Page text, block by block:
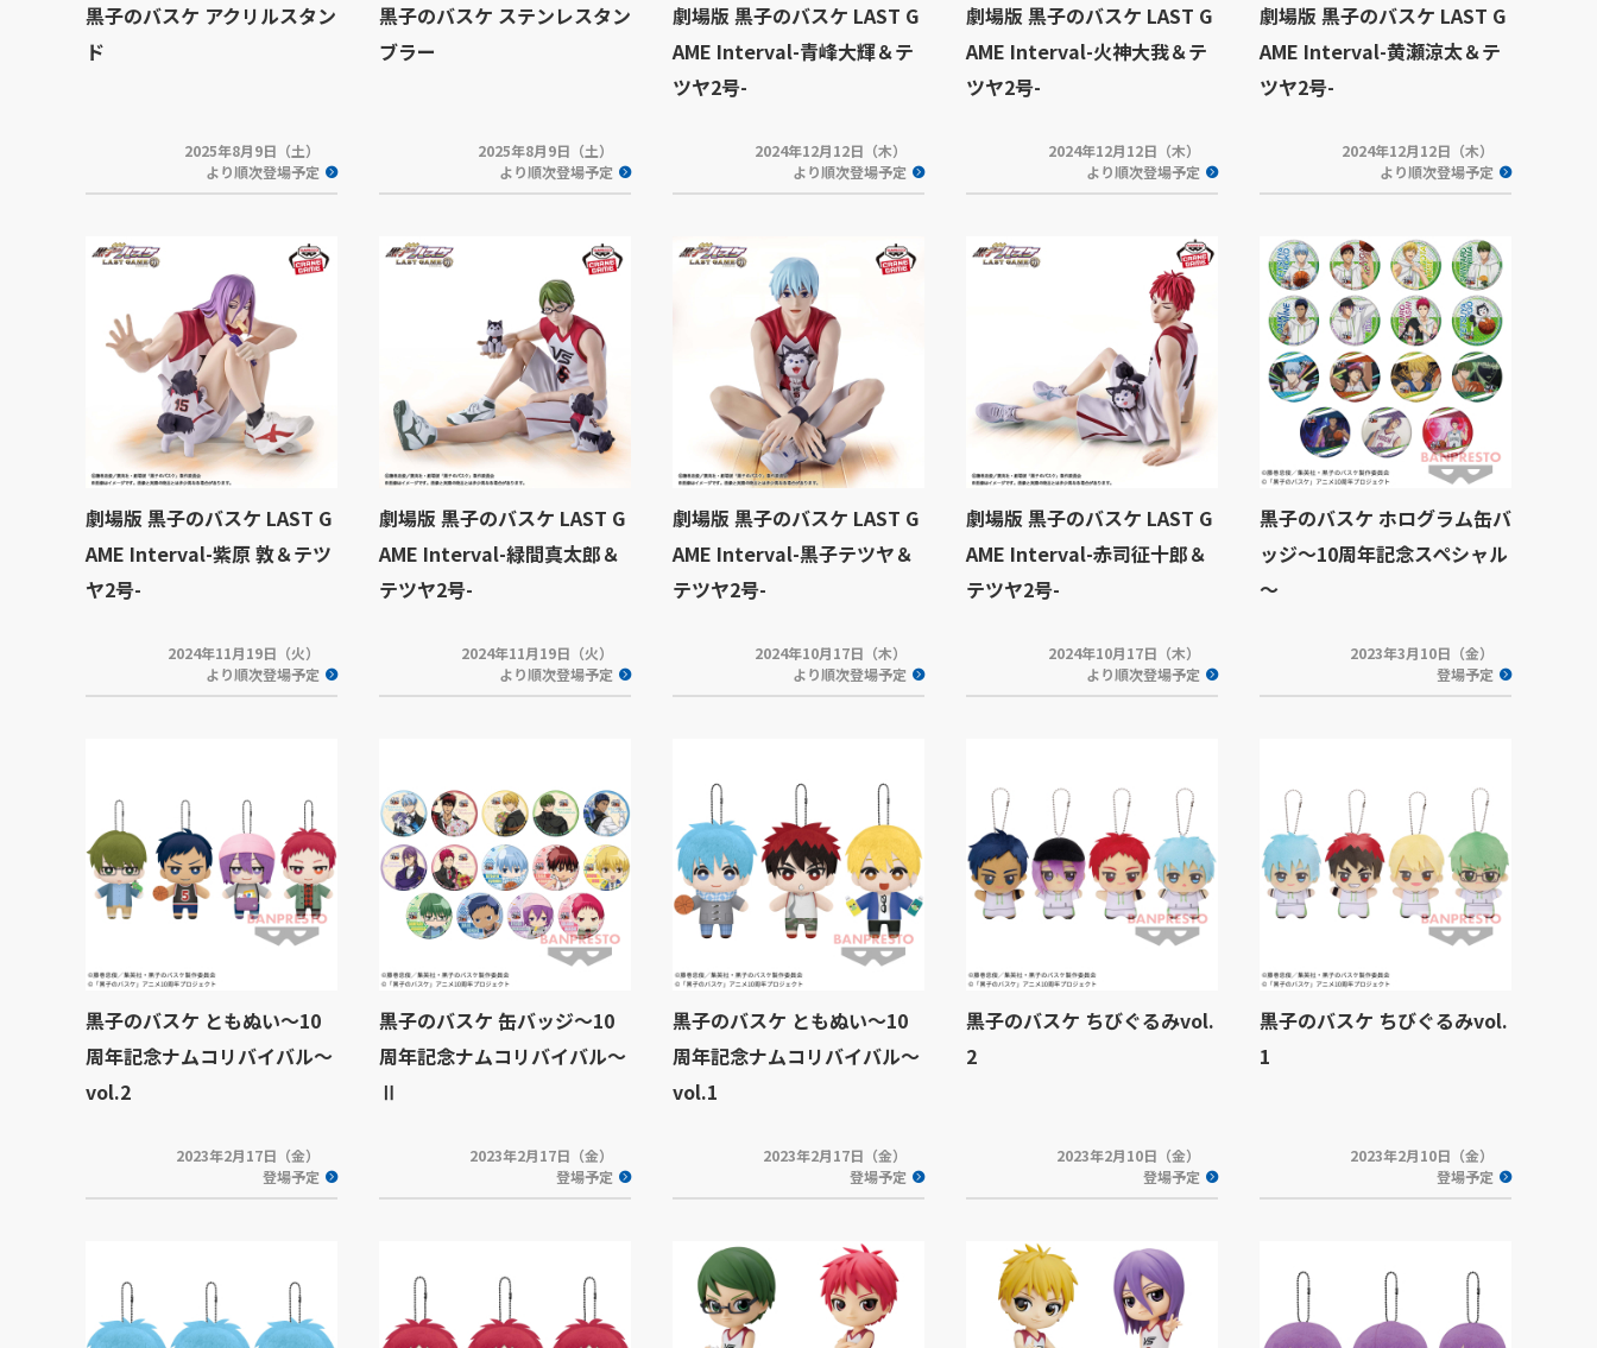
黒子のバスケ アクリルスタン
ド
2025年8月9日（土）
より順次登場予定
黒子のバスケ ステンレスタン
ブラー
2025年8月9日（土）
より順次登場予定
劇場版 黒子のバスケ LAST G
AME Interval-青峰大輝＆テ
ツヤ2号-
2024年12月12日（木）
より順次登場予定
劇場版 黒子のバスケ LAST G
AME Interval-火神大我＆テ
ツヤ2号-
2024年12月12日（木）
より順次登場予定
劇場版 黒子のバスケ LAST G
AME Interval-黄瀬涼太＆テ
ツヤ2号-
2024年12月12日（木）
より順次登場予定
劇場版 黒子のバスケ LAST G
AME Interval-紫原 敦＆テツ
ヤ2号-
2024年11月19日（火）
より順次登場予定
劇場版 黒子のバスケ LAST G
AME Interval-緑間真太郎＆
テツヤ2号-
2024年11月19日（火）
より順次登場予定
劇場版 黒子のバスケ LAST G
AME Interval-黒子テツヤ＆
テツヤ2号-
2024年10月17日（木）
より順次登場予定
劇場版 黒子のバスケ LAST G
AME Interval-赤司征十郎＆
テツヤ2号-
2024年10月17日（木）
より順次登場予定
黒子のバスケ ホログラム缶バ
ッジ～10周年記念スペシャル
～
2023年3月10日（金）
登場予定
黒子のバスケ ともぬい～10
周年記念ナムコリバイバル～
vol.2
2023年2月17日（金）
登場予定
黒子のバスケ 缶バッジ～10
周年記念ナムコリバイバル～
Ⅱ
2023年2月17日（金）
登場予定
黒子のバスケ ともぬい～10
周年記念ナムコリバイバル～
vol.1
2023年2月17日（金）
登場予定
黒子のバスケ ちびぐるみvol.
2
2023年2月10日（金）
登場予定
黒子のバスケ ちびぐるみvol.
1
2023年2月10日（金）
登場予定